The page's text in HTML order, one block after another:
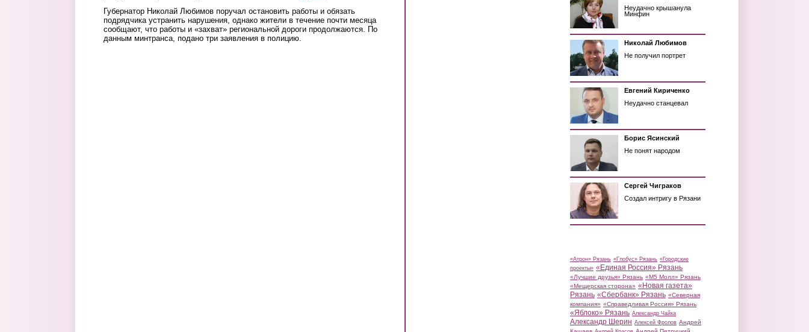
Губернатор Николай Любимов поручал остановить работы и обязать
подрядчика устранить нарушения, однако жители в течение почти месяца
сообщают, что работы и «захват» региональной дороги продолжаются. По
данным минтранса, подано три заявления в полицию.
Неудачно крышанула
Минфин
Николай Любимов
Не получил портрет
Евгений Кириченко
Неудачно станцевал
Борис Ясинский
Не понят народом
Сергей Чиграков
Создал интригу в Рязани
«Атрон» Рязань «Глобус» Рязань «Городские
проекты» «Единая Россия» Рязань
«Лучшие друзья» Рязань «М5 Молл» Рязань
«Мещерская сторона» «Новая газета»
Рязань «Сбербанк» Рязань «Северная
компания» «Справедливая Россия» Рязань
«Яблоко» Рязань Александр Чайка
Александр Шерин Алексей Фролов Андрей